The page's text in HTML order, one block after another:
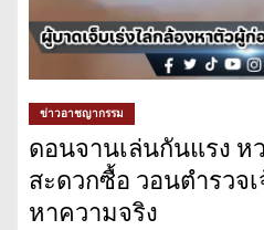
ข่าวอาชญากรรม
ดอนจานเล่นกันแรง
สะดวกซื้อ วอนตำรวจ
หาความจริง